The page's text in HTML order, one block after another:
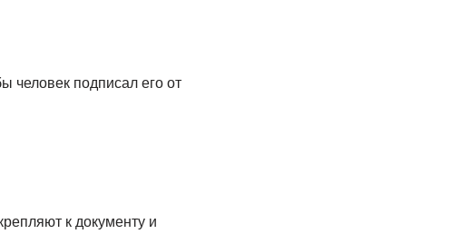
человек подписал его от
к документу и